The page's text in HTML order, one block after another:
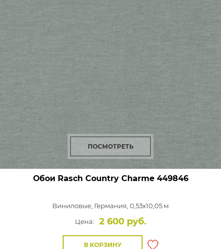
ПОСМОТРЕТЬ
Обои Rasch Country Charme449846
Виниловые, Германия, 0,53x10,05 м
Цена:
2 600 руб.
В КОРЗИНУ